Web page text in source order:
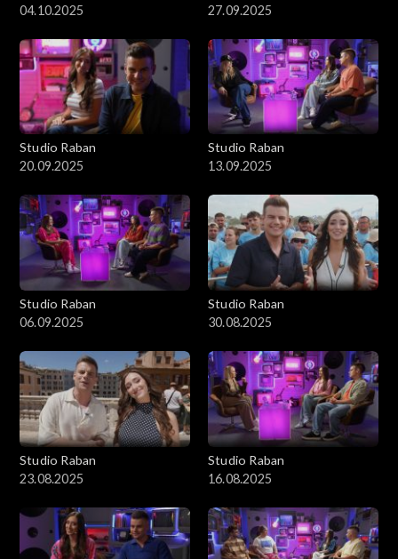
04.10.2025
27.09.2025
Studio Raban
20.09.2025
Studio Raban
13.09.2025
Studio Raban
06.09.2025
Studio Raban
30.08.2025
Studio Raban
23.08.2025
Studio Raban
16.08.2025